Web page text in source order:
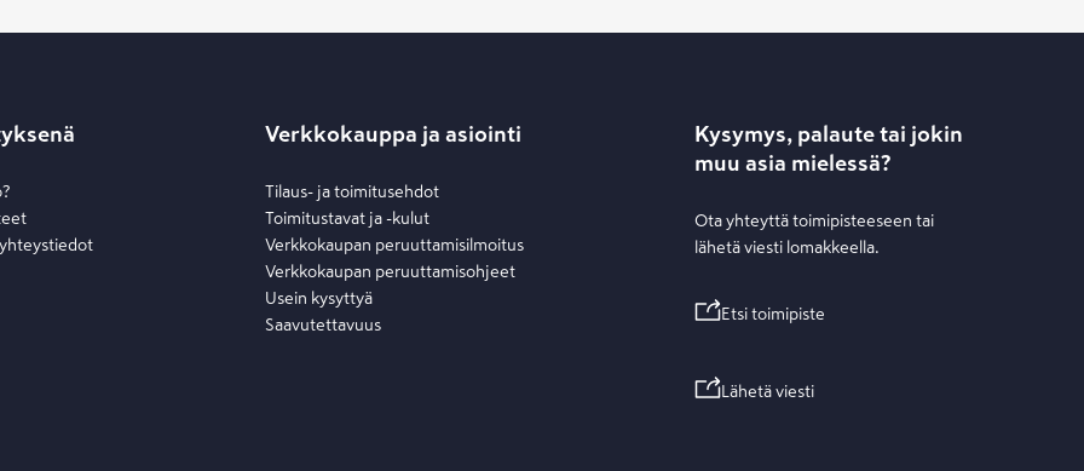
Verkkokauppa ja asiointi
Tilaus- ja toimitusehdot
Toimitustavat ja -kulut
Verkkokaupan peruuttamisilmoitus
Verkkokaupan peruuttamisohjeet
Usein kysyttyä
Saavutettavuus
Kysymys, palaute tai jokin
muu asia mielessä?
Ota yhteyttä toimipisteeseen tai
lähetä viesti lomakkeella.
Etsi toimipiste
Lähetä viesti